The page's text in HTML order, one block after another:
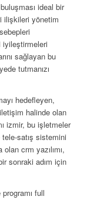
ideal bir
ilişkileri yönetim
iyileştirmeleri
sağlayan bu
tutmanızı
hedefleyen,
halinde olan
izmir, bu işletmeler
satış sistemini
crm yazılımı,
sonraki adım için